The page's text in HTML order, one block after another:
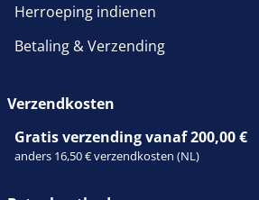
Herroeping indienen
Betaling & Verzending
Verzendkosten
Gratis verzending vanaf 200,00 €
anders 16,50 € verzendkosten (NL)